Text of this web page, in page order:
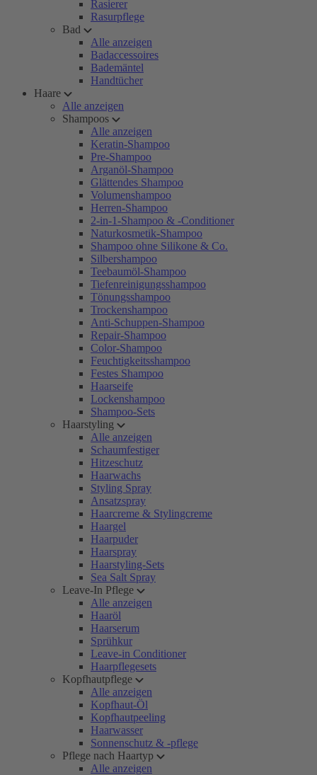
Rasierer
Rasurpflege
Bad
Alle anzeigen
Badaccessoires
Bademäntel
Handtücher
Haare
Alle anzeigen
Shampoos
Alle anzeigen
Keratin-Shampoo
Pre-Shampoo
Arganöl-Shampoo
Glättendes Shampoo
Volumenshampoo
Herren-Shampoo
2-in-1-Shampoo & -Conditioner
Naturkosmetik-Shampoo
Shampoo ohne Silikone & Co.
Silbershampoo
Teebaumöl-Shampoo
Tiefenreinigungsshampoo
Tönungsshampoo
Trockenshampoo
Anti-Schuppen-Shampoo
Repair-Shampoo
Color-Shampoo
Feuchtigkeitsshampoo
Festes Shampoo
Haarseife
Lockenshampoo
Shampoo-Sets
Haarstyling
Alle anzeigen
Schaumfestiger
Hitzeschutz
Haarwachs
Styling Spray
Ansatzspray
Haarcreme & Stylingcreme
Haargel
Haarpuder
Haarspray
Haarstyling-Sets
Sea Salt Spray
Leave-In Pflege
Alle anzeigen
Haaröl
Haarserum
Sprühkur
Leave-in Conditioner
Haarpflegesets
Kopfhautpflege
Alle anzeigen
Kopfhaut-Öl
Kopfhautpeeling
Haarwasser
Sonnenschutz & -pflege
Pflege nach Haartyp
Alle anzeigen